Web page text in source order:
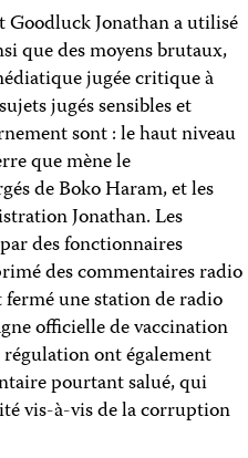
Jonathan a utilisé
que des moyens brutaux,
jugée critique à
jugés sensibles et
sont : le haut niveau
que mène le
de Boko Haram, et les
Jonathan. Les
des fonctionnaires
des commentaires radio
une station de radio
officielle de vaccination
ont également
pourtant salué, qui
vis-à-vis de la corruption